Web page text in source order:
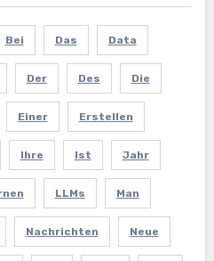
Bei Das Data
Der Des Die
Einer Erstellen
Ihre Ist Jahr
LLMs Man
Nachrichten Neue